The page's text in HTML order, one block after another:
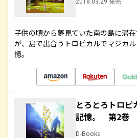
2018.03.29 発売
子供の頃から夢見ていた南の島に滞
が、島で出合うトロピカルでマジカ
憶。
とろとろトロ
記憶。 第2巻
D-Books